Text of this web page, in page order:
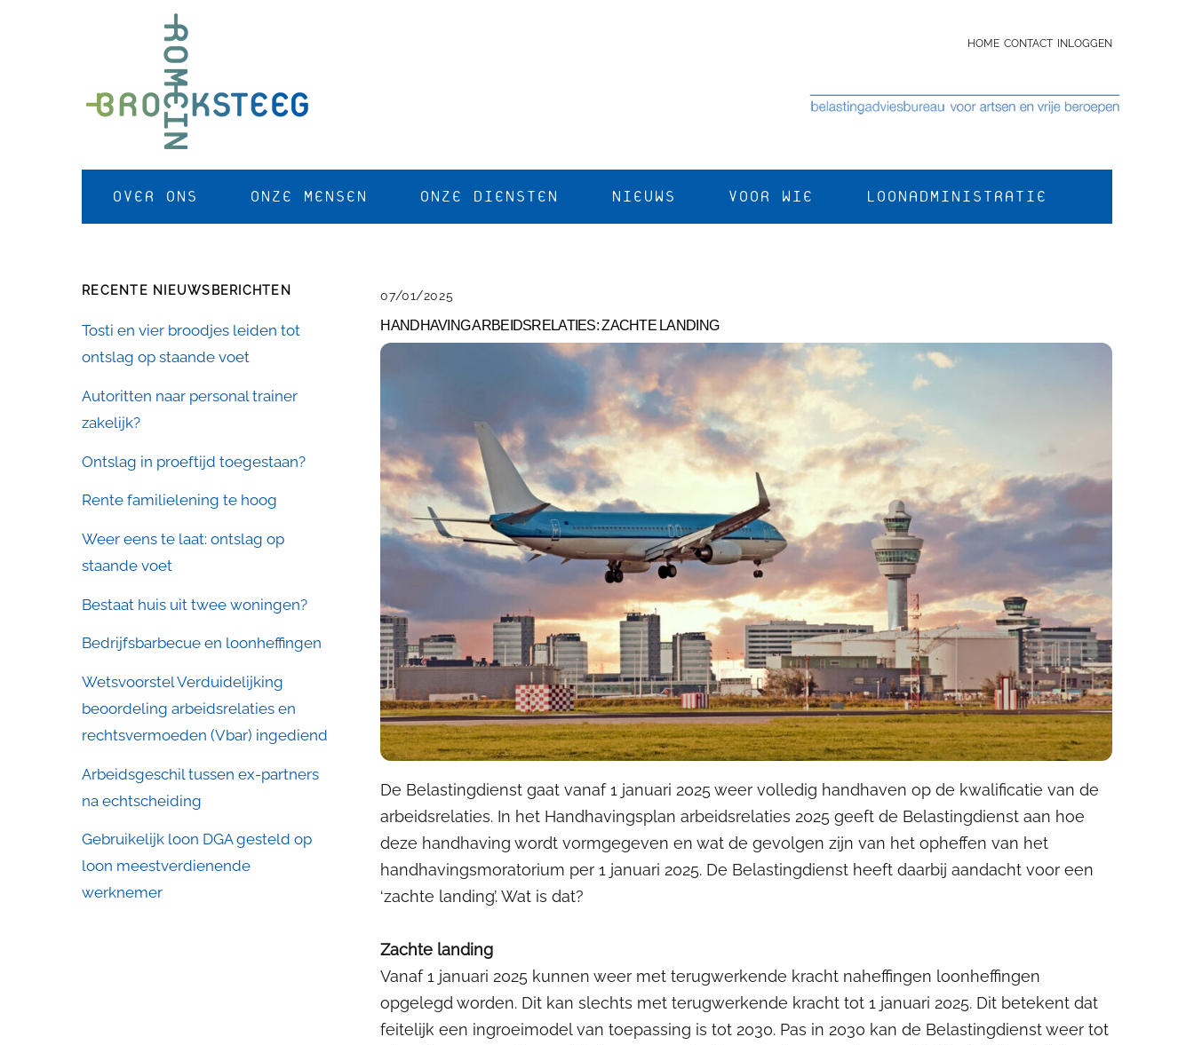
HOME CONTACT INLOGGEN
OVER ONS ONZE MENSEN ONZE DIENSTEN NIEUWS VOOR WIE LOONADMINISTRATIE
07/01/2025
HANDHAVING ARBEIDSRELATIES: ZACHTE LANDING
De Belastingdienst gaat vanaf 1 januari 2025 weer volledig handhaven op de kwalificatie van de
arbeidsrelaties. In het Handhavingsplan arbeidsrelaties 2025 geeft de Belastingdienst aan hoe
deze handhaving wordt vormgegeven en wat de gevolgen zijn van het opheffen van het
handhavingsmoratorium per 1 januari 2025. De Belastingdienst heeft daarbij aandacht voor een
‘zachte landing’. Wat is dat?
Zachte landing
Vanaf 1 januari 2025 kunnen weer met terugwerkende kracht naheffingen loonheffingen
opgelegd worden. Dit kan slechts met terugwerkende kracht tot 1 januari 2025. Dit betekent dat
feitelijk een ingroeimodel van toepassing is tot 2030. Pas in 2030 kan de Belastingdienst weer tot
RECENTE NIEUWSBERICHTEN
Tosti en vier broodjes leiden tot
ontslag op staande voet
Autoritten naar personal trainer
zakelijk?
Ontslag in proeftijd toegestaan?
Rente familielening te hoog
Weer eens te laat: ontslag op
staande voet
Bestaat huis uit twee woningen?
Bedrijfsbarbecue en loonheffingen
Wetsvoorstel Verduidelijking
beoordeling arbeidsrelaties en
rechtsvermoeden (Vbar) ingediend
Arbeidsgeschil tussen ex-partners
na echtscheiding
Gebruikelijk loon DGA gesteld op
loon meestverdienende
werknemer